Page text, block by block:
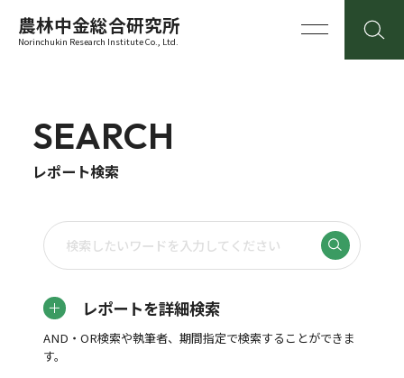
農林中金総合研究所
Norinchukin Research Institute Co., Ltd.
SEARCH
レポート検索
レポートを詳細検索
AND・OR検索や執筆者、期間指定で検索することができま
す。